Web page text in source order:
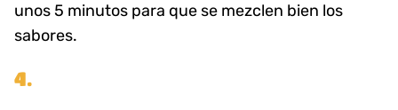
unos 5 minutos para que se mezclen bien los
sabores.
4.